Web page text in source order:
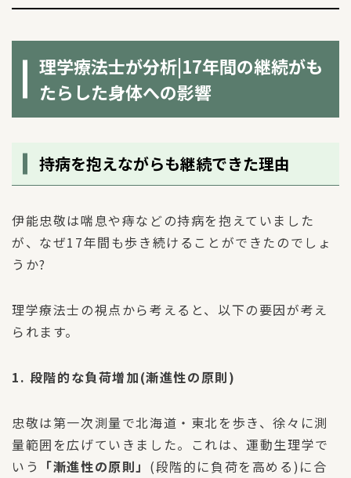
理学療法士が分析|17年間の継続がも
たらした身体への影響
持病を抱えながらも継続できた理由
伊能忠敬は喘息や痔などの持病を抱えていました
が、なぜ17年間も歩き続けることができたのでしょ
うか?
理学療法士の視点から考えると、以下の要因が考え
られます。
1. 段階的な負荷増加(漸進性の原則)
忠敬は第一次測量で北海道・東北を歩き、徐々に測
量範囲を広げていきました。これは、運動生理学で
いう 「漸進性の原則」 (段階的に負荷を高める)に合